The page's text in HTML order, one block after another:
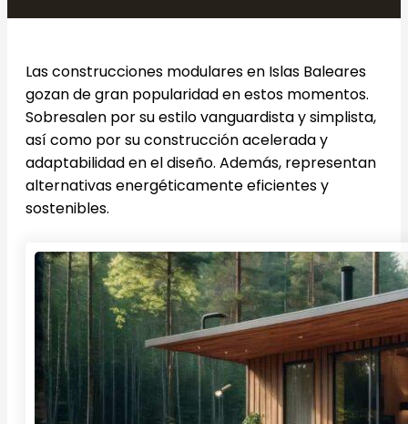
Las construcciones modulares en Islas Baleares
gozan de gran popularidad en estos momentos.
Sobresalen por su estilo vanguardista y simplista,
así como por su construcción acelerada y
adaptabilidad en el diseño. Además, representan
alternativas energéticamente eficientes y
sostenibles.